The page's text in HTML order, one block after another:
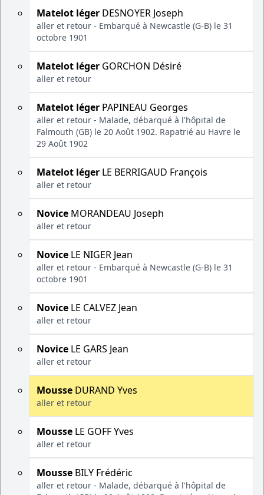
Matelot léger DESNOYER Joseph
aller et retour - Embarqué à Newcastle (G-B) le 31
octobre 1901
Matelot léger GORCHON Désiré
aller et retour
Matelot léger PAPINEAU Georges
aller et retour - Malade, débarqué à l'hôpital de
Falmouth (GB) le 20 Août 1902. Rapatrié au Havre le
29 Août 1902
Matelot léger LE BERRIGAUD François
aller et retour
Novice MORANDEAU Joseph
aller et retour
Novice LE NIGER Jean
aller et retour - Embarqué à Newcastle (G-B) le 31
octobre 1901
Novice LE CALVEZ Jean
aller et retour
Novice LE GARS Jean
aller et retour
Mousse DURAND Yves
aller et retour
Mousse LE GOFF Yves
aller et retour
Mousse BILY Frédéric
aller et retour - Malade, débarqué à l'hôpital de